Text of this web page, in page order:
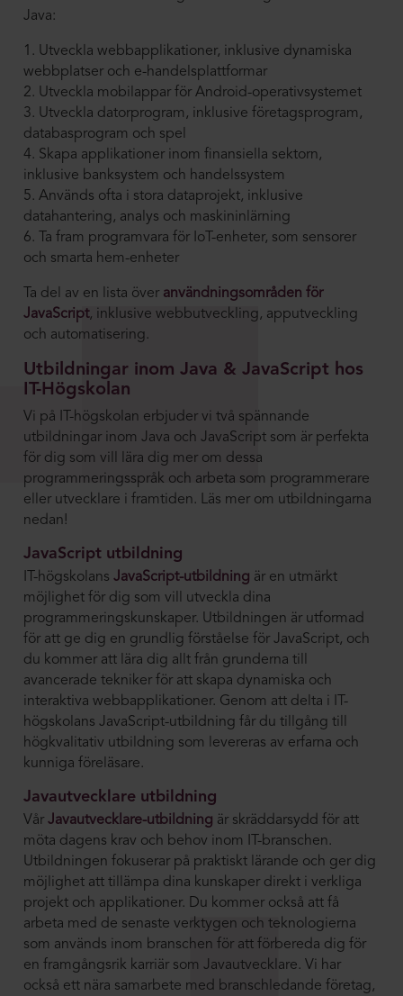
Java:
1. Utveckla webbapplikationer, inklusive dynamiska
webbplatser och e-handelsplattformar
2. Utveckla mobilappar för Android-operativsystemet
3. Utveckla datorprogram, inklusive företagsprogram,
databasprogram och spel
4. Skapa applikationer inom finansiella sektorn,
inklusive banksystem och handelssystem
5. Används ofta i stora dataprojekt, inklusive
datahantering, analys och maskininlärning
6. Ta fram programvara för IoT-enheter, som sensorer
och smarta hem-enheter
Ta del av en lista över användningsområden för
JavaScript, inklusive webbutveckling, apputveckling
och automatisering.
Utbildningar inom Java & JavaScript hos
IT-Högskolan
Vi på IT-högskolan erbjuder vi två spännande
utbildningar inom Java och JavaScript som är perfekta
för dig som vill lära dig mer om dessa
programmeringsspråk och arbeta som programmerare
eller utvecklare i framtiden. Läs mer om utbildningarna
nedan!
JavaScript utbildning
IT-högskolansJavaScript-utbildning är en utmärkt
möjlighet för dig som vill utveckla dina
programmeringskunskaper. Utbildningen är utformad
för att ge dig en grundlig förståelse för JavaScript, och
du kommer att lära dig allt från grunderna till
avancerade tekniker för att skapa dynamiska och
interaktiva webbapplikationer. Genom att delta i IT-
högskolans JavaScript-utbildning får du tillgång till
högkvalitativ utbildning som levereras av erfarna och
kunniga föreläsare.
Javautvecklare utbildning
VårJavautvecklare-utbildning är skräddarsydd för att
möta dagens krav och behov inom IT-branschen.
Utbildningen fokuserar på praktiskt lärande och ger dig
möjlighet att tillämpa dina kunskaper direkt i verkliga
projekt och applikationer. Du kommer också att få
arbeta med de senaste verktygen och teknologierna
som används inom branschen för att förbereda dig för
en framgångsrik karriär som Javautvecklare. Vi har
också ett nära samarbete med branschledande företag,